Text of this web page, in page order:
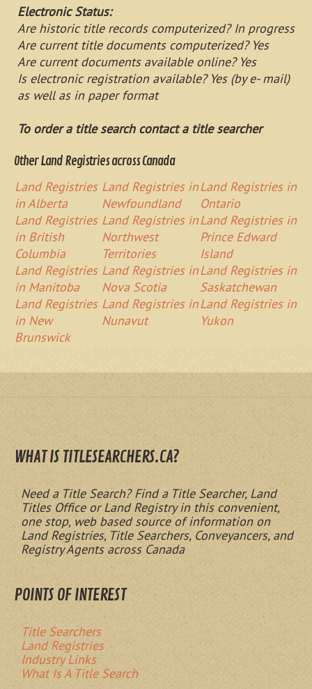
Electronic Status:
Are historic title records computerized? In progress
Are current title documents computerized? Yes
Are current documents available online? Yes
Is electronic registration available? Yes (by e- mail)
as well as in paper format
To order a title search contact a title searcher
Other Land Registries across Canada
Land Registries
in Alberta
Land Registries
in British
Columbia
Land Registries
in Manitoba
Land Registries
in New
Brunswick
Land Registries in
Newfoundland
Land Registries in
Northwest
Territories
Land Registries in
Nova Scotia
Land Registries in
Nunavut
Land Registries in
Ontario
Land Registries in
Prince Edward
Island
Land Registries in
Saskatchewan
Land Registries in
Yukon
WHAT IS TITLESEARCHERS.CA?
Need a Title Search? Find a Title Searcher, Land
Titles Office or Land Registry in this convenient,
one stop, web based source of information on
Land Registries, Title Searchers, Conveyancers, and
Registry Agents across Canada
POINTS OF INTEREST
Title Searchers
Land Registries
Industry Links
What Is A Title Search